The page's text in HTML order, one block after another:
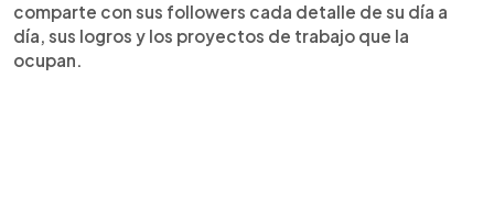
comparte con sus followers cada detalle de su día a
día, sus logros y los proyectos de trabajo que la
ocupan.